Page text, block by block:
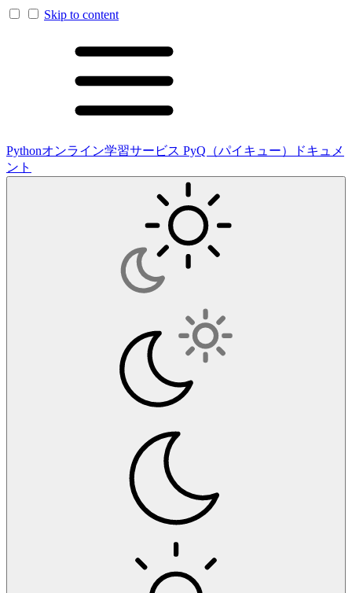
Skip to content
Pythonオンライン学習サービス PyQ（パイキュー）ドキュメ
ント